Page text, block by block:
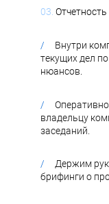
03.
/ Внутри
текущих дел
нюансов
/
владельцу
заседаний.
/ Держим
брифинги о